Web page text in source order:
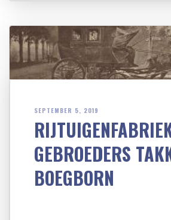
SEPTEMBER 5, 2019
GEBROEDERS
BOEGBORN